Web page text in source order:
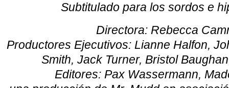
Subtitulado para los sordos e
Directora: Rebecca
Productores Ejecutivos: Lianne Halfon,
Smith, Jack Turner, Bristol
Editores: Pax Wassermann,